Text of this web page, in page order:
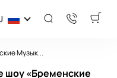
Музык...
шоу «Бременские